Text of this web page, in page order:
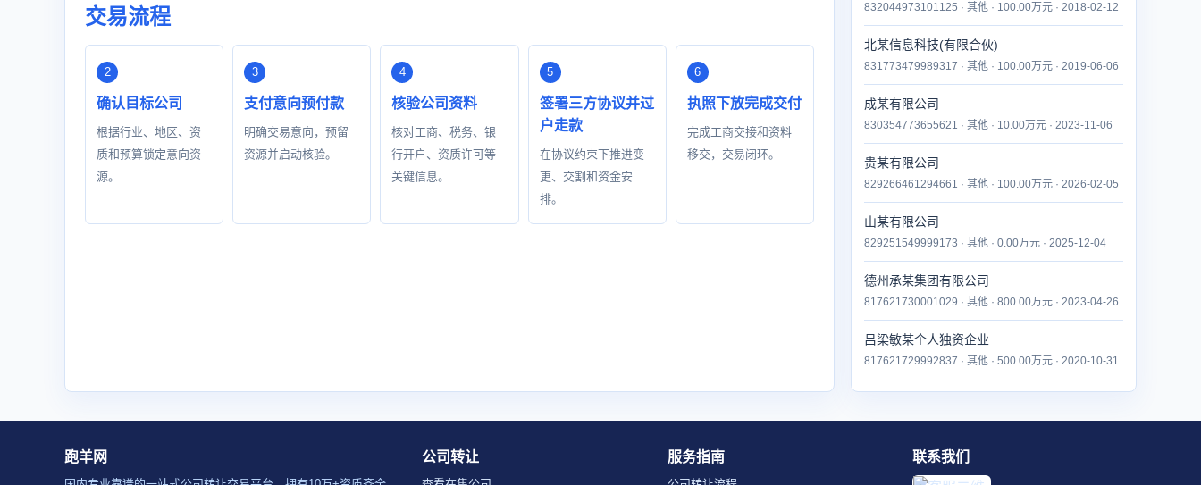
交易流程
确认目标公司
根据行业、地区、资
质和预算锁定意向资
源。
支付意向预付款
明确交易意向，预留
资源并启动核验。
核验公司资料
核对工商、税务、银
行开户、资质许可等
关键信息。
签署三方协议并过
户走款
在协议约束下推进变
更、交割和资金安
排。
执照下放完成交付
完成工商交接和资料
移交，交易闭环。
832044973101125 · 其他 · 100.00万元 · 2018-02-12
北某信息科技(有限合伙)
831773479989317 · 其他 · 100.00万元 · 2019-06-06
成某有限公司
830354773655621 · 其他 · 10.00万元 · 2023-11-06
贵某有限公司
829266461294661 · 其他 · 100.00万元 · 2026-02-05
山某有限公司
829251549999173 · 其他 · 0.00万元 · 2025-12-04
德州承某集团有限公司
817621730001029 · 其他 · 800.00万元 · 2023-04-26
吕梁敏某个人独资企业
817621729992837 · 其他 · 500.00万元 · 2020-10-31
跑羊网 公司转让 服务指南 联系我们